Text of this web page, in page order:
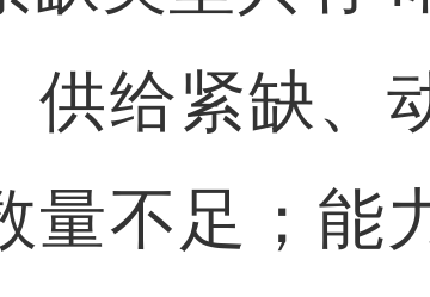
供给紧缺、
量不足；能